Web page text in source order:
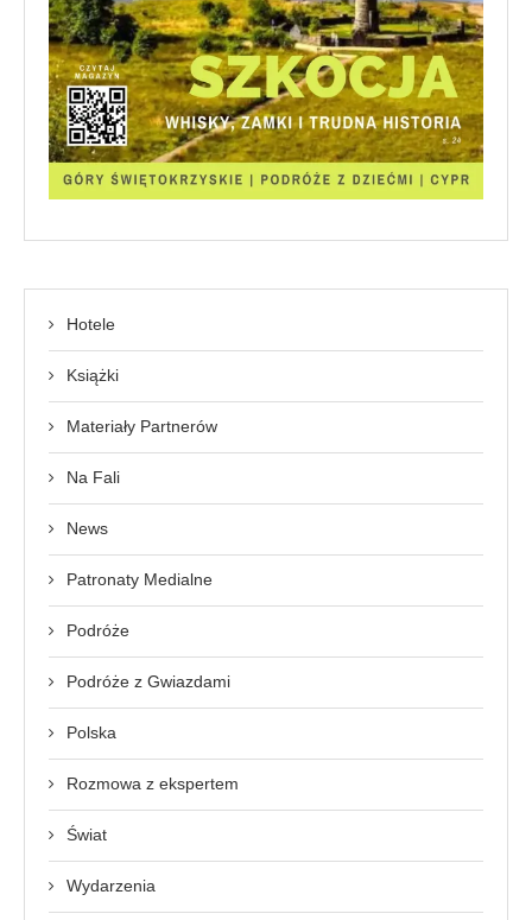
Hotele
Książki
Materiały Partnerów
Na Fali
News
Patronaty Medialne
Podróże
Podróże z Gwiazdami
Polska
Rozmowa z ekspertem
Świat
Wydarzenia